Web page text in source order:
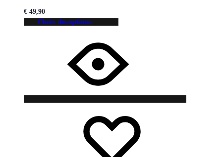
€ 49,90
Choix des options